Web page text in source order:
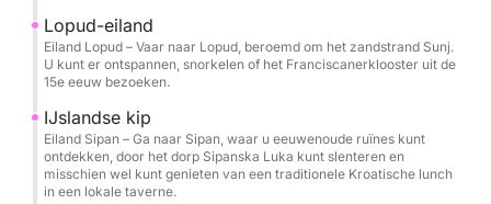
Lopud-eiland
Eiland Lopud – Vaar naar Lopud, beroemd om het zandstrand Sunj.
U kunt er ontspannen, snorkelen of het Franciscanerklooster uit de
15e eeuw bezoeken.
IJslandse kip
Eiland Sipan – Ga naar Sipan, waar u eeuwenoude ruïnes kunt
ontdekken, door het dorp Sipanska Luka kunt slenteren en
misschien wel kunt genieten van een traditionele Kroatische lunch
in een lokale taverne.